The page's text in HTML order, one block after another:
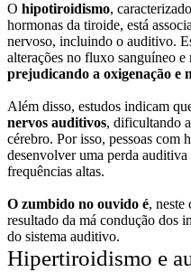
O hipotiroidismo,
hormonas da tiroide, está
nervoso, incluindo o auditivo.
alterações no fluxo sanguíneo
prejudicando a oxigenação e
Além disso, estudos indicam
nervos auditivos, dificultando
cérebro. Por isso, pessoas com
desenvolver uma perda
frequências altas.
O zumbido no ouvido é, neste
resultado da má condução dos
do sistema auditivo.
Hipertiroidismo e